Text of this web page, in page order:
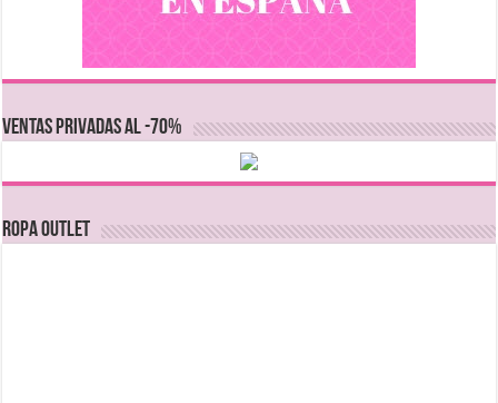
VENTAS PRIVADAS AL -70%
Ropa Outlet